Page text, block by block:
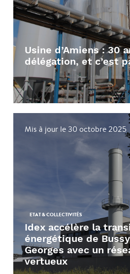
Usine d’Amiens : 30
délégation, et c’est
Mis à jour le 30 octobre 2025
ETAT & COLLECTIVITÉS
Idex accélère la
énergétique de
Georges avec un
vertueux